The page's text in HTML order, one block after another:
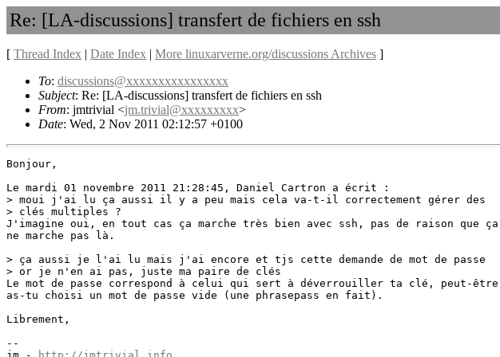
Re: [LA-discussions] transfert de fichiers en ssh
[ Thread Index | Date Index | More linuxarverne.org/discussions Archives ]
To: discussions@xxxxxxxxxxxxxxxx
Subject: Re: [LA-discussions] transfert de fichiers en ssh
From: jmtrivial <jm.trivial@xxxxxxxxx>
Date: Wed, 2 Nov 2011 02:12:57 +0100
Bonjour,
Le mardi 01 novembre 2011 21:28:45, Daniel Cartron a écrit :
> moui j'ai lu ça aussi il y a peu mais cela va-t-il correctement gérer des
> clés multiples ?
J'imagine oui, en tout cas ça marche très bien avec ssh, pas de raison que ça
ne marche pas là.
> ça aussi je l'ai lu mais j'ai encore et tjs cette demande de mot de passe
> or je n'en ai pas, juste ma paire de clés
Le mot de passe correspond à celui qui sert à déverrouiller ta clé, peut-être
as-tu choisi un mot de passe vide (une phrasepass en fait).
Librement,
--